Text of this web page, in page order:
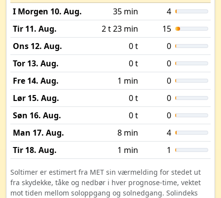
I Morgen 10. Aug.
35 min
4
Tir 11. Aug.
2 t 23 min
15
Ons 12. Aug.
0 t
0
Tor 13. Aug.
0 t
0
Fre 14. Aug.
1 min
0
Lør 15. Aug.
0 t
0
Søn 16. Aug.
0 t
0
Man 17. Aug.
8 min
4
Tir 18. Aug.
1 min 1
Soltimer er estimert fra MET sin værmelding for stedet ut
fra skydekke, tåke og nedbør i hver prognose-time, vektet
mot tiden mellom soloppgang og solnedgang. Solindeks